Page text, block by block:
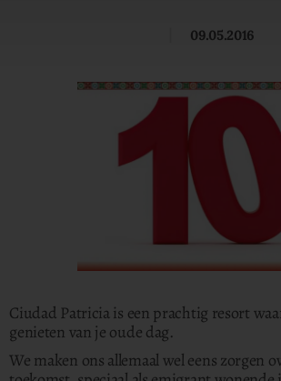
09.05.2016
Ciudad Patricia is een prachtig resort
genieten van je oude dag.
We maken ons allemaal wel eens zorgen